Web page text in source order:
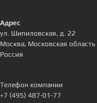
Адрес
ул. Шипиловская, д. 22
Москва, Московская область
Россия
Телефон компании
+7 (495) 487-01-77